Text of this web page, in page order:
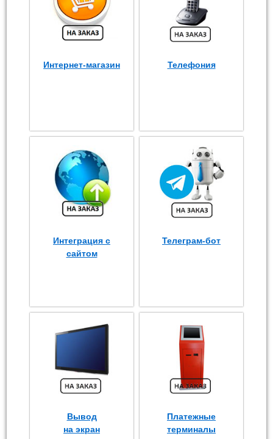
Интернет-магазин Телефония
Интеграция с
сайтом
Телеграм-бот
Вывод
на экран
Платежные
терминалы